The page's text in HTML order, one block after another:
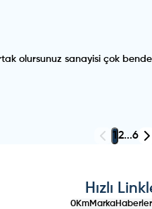
olursunuz sanayisi çok
1 2...6
Hızlı
0KmMarkaHaberler